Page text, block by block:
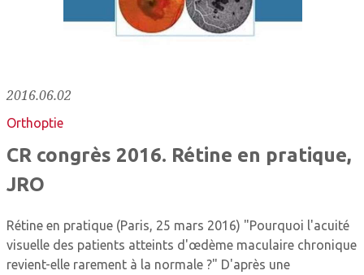
2016.06.02
Orthoptie
CR congrès 2016. Rétine en pratique,
JRO
Rétine en pratique (Paris, 25 mars 2016) "Pourquoi l'acuité
visuelle des patients atteints d'œdème maculaire chronique
revient-elle rarement à la normale ?" D'après une